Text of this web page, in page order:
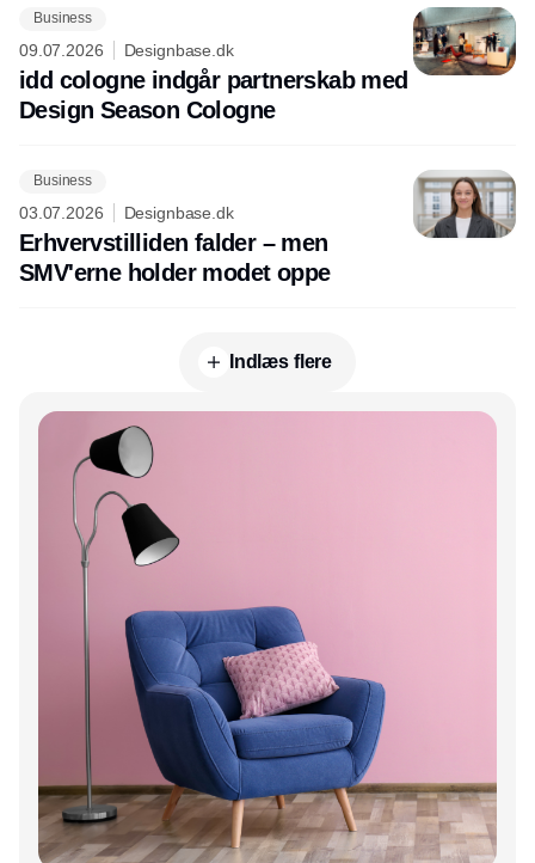
Business
09.07.2026 Designbase.dk
idd cologne indgår partnerskab med
Design Season Cologne
Business
03.07.2026 Designbase.dk
Erhvervstilliden falder – men
SMV'erne holder modet oppe
Indlæs flere
Annonce